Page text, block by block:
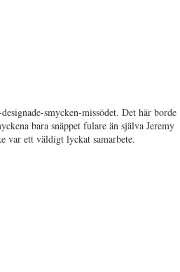
smycken-missödet. Det här borde
bara snäppet fulare än själva Jeremy
var ett väldigt lyckat samarbete.